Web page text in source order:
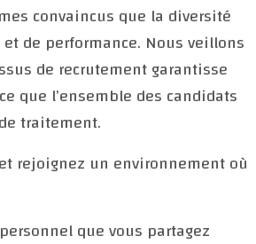
convaincus que la diversité
de performance. Nous veillons
de recrutement garantisse
que l’ensemble des candidats
traitement.
rejoignez un environnement où
que vous partagez